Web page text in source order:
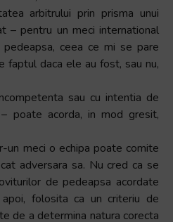
arbitrului prin prisma unui
– pentru un meci international
ceea ce mi se pare
faptul daca ele au fost, sau nu,
sau cu intentia de
poate acorda, in mod gresit,
un meci o echipa poate comite
adversara sa. Nu cred ca se
de pedeapsa acordate
folosita ca un criteriu de
de a determina natura corecta